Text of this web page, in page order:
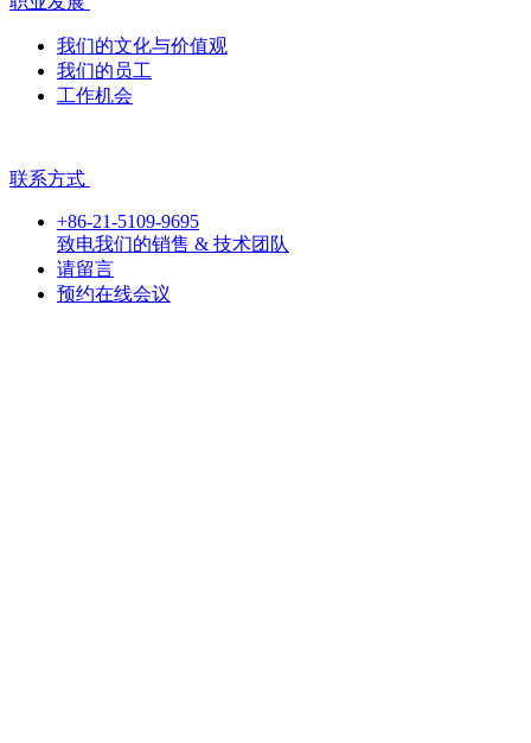
我们的文化与价值观
我们的员工
工作机会
联系方式
+86-21-5109-9695
致电我们的销售 & 技术团队
请留言
预约在线会议